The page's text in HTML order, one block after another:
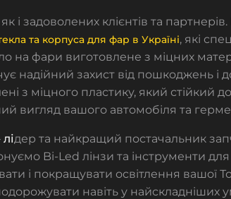
як і задоволених клієнтів та
та корпуса для фар в Україні, які
на фари виготовлене з міцних
надійний захист від пошкоджень і
з міцного пластику, який стійкий
вигляд вашого автомобіля та
лідер та найкращий постачальник
Bi-Led лінзи та інструменти
і покращувати освітлення вашої
навіть у найскладніших